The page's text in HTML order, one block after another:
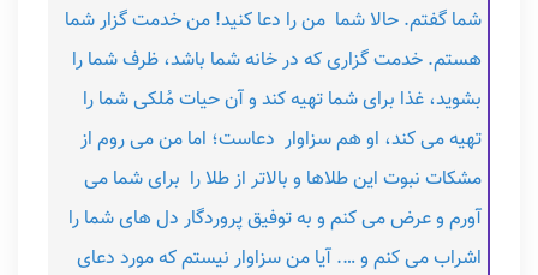
شما گفتم. حالا شما من را دعا کنید! من خدمت گزار شما
هستم. خدمت گزاری که در خانه شما باشد، ظرف شما را
بشوید، غذا برای شما تهیه کند و آن حیات مُلکی شما را
تهیه می کند، او هم سزاوار دعاست؛ اما من می روم از
مشکات نبوت این طلاها و بالاتر از طلا را برای شما می
آورم و عرض می کنم و به توفیق پروردگار دل های شما را
اشراب می کنم و …. آیا من سزاوار نیستم که مورد دعای